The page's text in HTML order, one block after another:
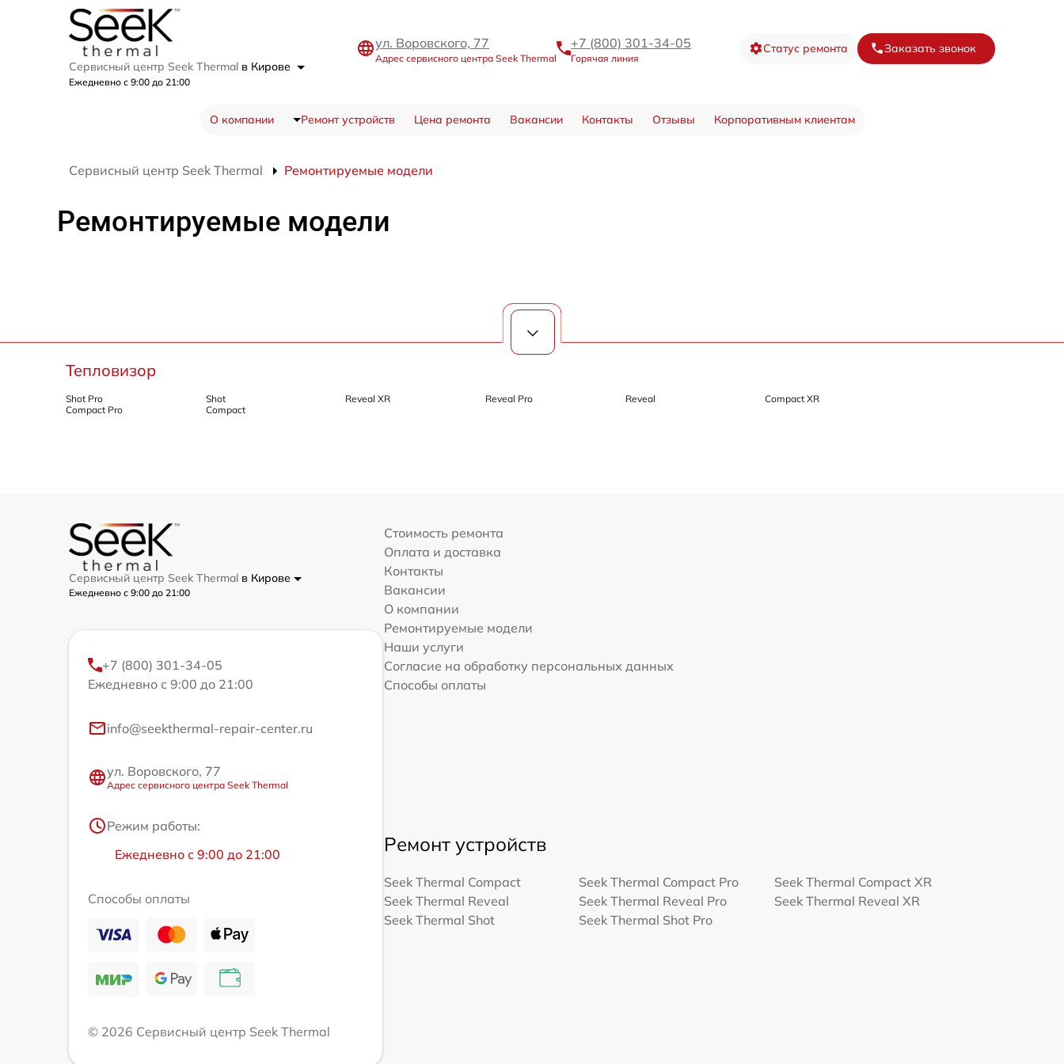
Сервисный центр Seek Thermal в Кирове
Ежедневно с 9:00 до 21:00
ул. Воровского, 77
Адрес сервисного центра Seek Thermal
+7 (800) 301-34-05
Горячая линия
Статус ремонта Заказать звонок
О компании Ремонт устройств Цена ремонта Вакансии Контакты Отзывы Корпоративным клиентам
Сервисный центр Seek Thermal Ремонтируемые модели
Ремонтируемые модели
Тепловизор
Shot Pro Shot Reveal XR Reveal Pro Reveal
Compact XR
Compact Pro
Compact
Сервисный центр Seek Thermal в Кирове
Ежедневно с 9:00 до 21:00
+7 (800) 301-34-05
Ежедневно с 9:00 до 21:00
info@seekthermal-repair-center.ru
ул. Воровского, 77
Адрес сервисного центра Seek Thermal
Режим работы:
Ежедневно с 9:00 до 21:00
Способы оплаты
© 2026 Сервисный центр Seek Thermal
Стоимость ремонта
Оплата и доставка
Контакты
Вакансии
О компании
Ремонтируемые модели
Наши услуги
Согласие на обработку персональных данных
Способы оплаты
Ремонт устройств
Seek Thermal Compact Seek Thermal Compact Pro
Seek Thermal Compact XR
Seek Thermal Reveal
Seek Thermal Reveal Pro
Seek Thermal Reveal XR
Seek Thermal Shot
Seek Thermal Shot Pro